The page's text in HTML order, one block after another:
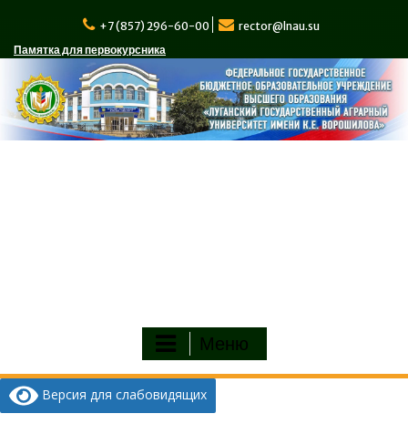
+7 (857) 296-60-00
rector@lnau.su
Памятка для первокурсника
Меню
Версия для слабовидящих